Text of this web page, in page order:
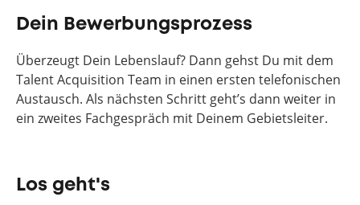
Dein Bewerbungsprozess
Überzeugt Dein Lebenslauf? Dann gehst Du mit dem
Talent Acquisition Team in einen ersten telefonischen
Austausch. Als nächsten Schritt geht’s dann weiter in
ein zweites Fachgespräch mit Deinem Gebietsleiter.
Los geht's